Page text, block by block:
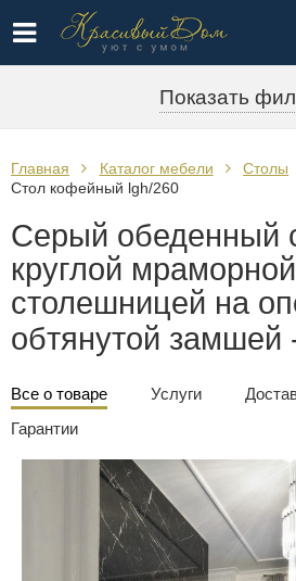
Показать
Главная Каталог мебели Столы
Стол кофейный lgh/260
Серый обеденный
круглой мраморной
столешницей на
обтянутой замшей
Все о товаре Услуги
Гарантии